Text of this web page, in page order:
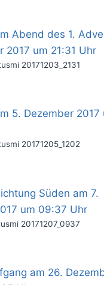
20171203_2131
20171205_1202
20171207_0937